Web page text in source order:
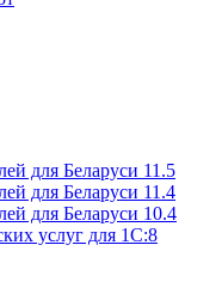
для Беларуси 11.5
для Беларуси 11.4
для Беларуси 10.4
услуг для 1С:8